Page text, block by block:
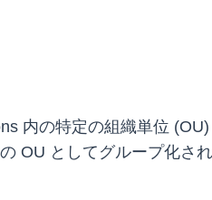
内の特定の組織単位
OU としてグループ化さ